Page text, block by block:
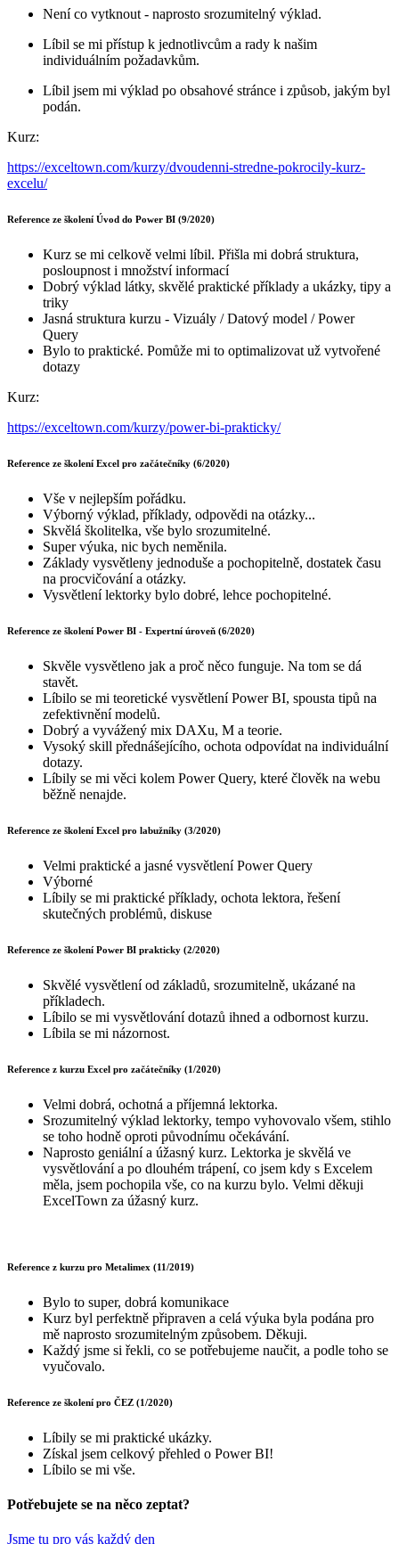
Není co vytknout - naprosto srozumitelný výklad.
Líbil se mi přístup k jednotlivcům a rady k našim
individuálním požadavkům.
Líbil jsem mi výklad po obsahové stránce i způsob, jakým byl
podán.
Kurz:
https://exceltown.com/kurzy/dvoudenni-stredne-pokrocily-kurz-
excelu/
Reference ze školení Úvod do Power BI (9/2020)
Kurz se mi celkově velmi líbil. Přišla mi dobrá struktura,
posloupnost i množství informací
Dobrý výklad látky, skvělé praktické příklady a ukázky, tipy a
triky
Jasná struktura kurzu - Vizuály / Datový model / Power
Query
Bylo to praktické. Pomůže mi to optimalizovat už vytvořené
dotazy
Kurz:
https://exceltown.com/kurzy/power-bi-prakticky/
Reference ze školení Excel pro začátečníky (6/2020)
Vše v nejlepším pořádku.
Výborný výklad, příklady, odpovědi na otázky...
Skvělá školitelka, vše bylo srozumitelné.
Super výuka, nic bych neměnila.
Základy vysvětleny jednoduše a pochopitelně, dostatek času
na procvičování a otázky.
Vysvětlení lektorky bylo dobré, lehce pochopitelné.
Reference ze školení Power BI - Expertní úroveň (6/2020)
Skvěle vysvětleno jak a proč něco funguje. Na tom se dá
stavět.
Líbilo se mi teoretické vysvětlení Power BI, spousta tipů na
zefektivnění modelů.
Dobrý a vyvážený mix DAXu, M a teorie.
Vysoký skill přednášejícího, ochota odpovídat na individuální
dotazy.
Líbily se mi věci kolem Power Query, které člověk na webu
běžně nenajde.
Reference ze školení Excel pro labužníky (3/2020)
Velmi praktické a jasné vysvětlení Power Query
Výborné
Líbily se mi praktické příklady, ochota lektora, řešení
skutečných problémů, diskuse
Reference ze školení Power BI prakticky (2/2020)
Skvělé vysvětlení od základů, srozumitelně, ukázané na
příkladech.
Líbilo se mi vysvětlování dotazů ihned a odbornost kurzu.
Líbila se mi názornost.
Reference z kurzu Excel pro začátečníky (1/2020)
Velmi dobrá, ochotná a příjemná lektorka.
Srozumitelný výklad lektorky, tempo vyhovovalo všem, stihlo
se toho hodně oproti původnímu očekávání.
Naprosto geniální a úžasný kurz. Lektorka je skvělá ve
vysvětlování a po dlouhém trápení, co jsem kdy s Excelem
měla, jsem pochopila vše, co na kurzu bylo. Velmi děkuji
ExcelTown za úžasný kurz.
Reference z kurzu pro Metalimex (11/2019)
Bylo to super, dobrá komunikace
Kurz byl perfektně připraven a celá výuka byla podána pro
mě naprosto srozumitelným způsobem. Děkuji.
Každý jsme si řekli, co se potřebujeme naučit, a podle toho se
vyučovalo.
Reference ze školení pro ČEZ (1/2020)
Líbily se mi praktické ukázky.
Získal jsem celkový přehled o Power BI!
Líbilo se mi vše.
Potřebujete se na něco zeptat?
Jsme tu pro vás každý den